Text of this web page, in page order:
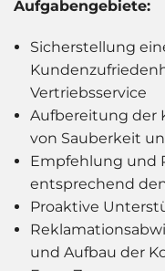
Aufgabengebiete:
Sicherstellung
Vertriebsservice
Aufbereitung der
von Sauberkeit
Empfehlung und
entsprechend
Proaktive
und Aufbau der